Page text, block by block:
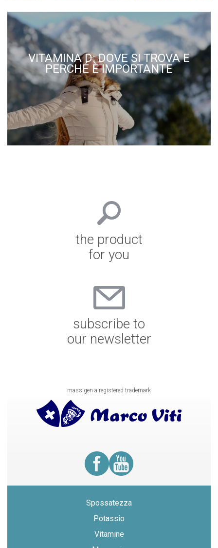
VITAMINA D: DOVE SI TROVA E
PERCHÉ È IMPORTANTE
the product
for you
subscribe to
our newsletter
massigen a registered trademark
Spossatezza
Potassio
Vitamine